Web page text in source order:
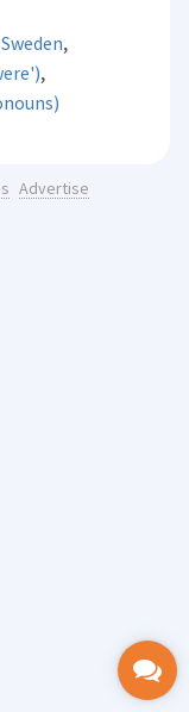
,
,
Advertise